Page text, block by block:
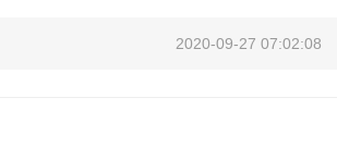
2020-09-27 07:02:08